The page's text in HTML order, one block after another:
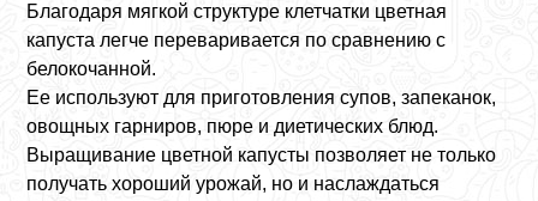
Благодаря мягкой структуре клетчатки цветная
капуста легче переваривается по сравнению с
белокочанной.
Ее используют для приготовления супов, запеканок,
овощных гарниров, пюре и диетических блюд.
Выращивание цветной капусты позволяет не только
получать хороший урожай, но и наслаждаться